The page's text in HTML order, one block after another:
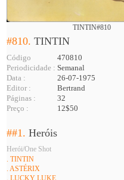
TINTIN#810
#810.TINTIN
Código
470810
Periodicidade : Semanal
Data :
26-07-1975
Editor :
Bertrand
Páginas :
32
Preço :
12$50
##1.Heróis
Herói/One Shot
. TINTIN
. ASTÉRIX
. LUCKY LUKE